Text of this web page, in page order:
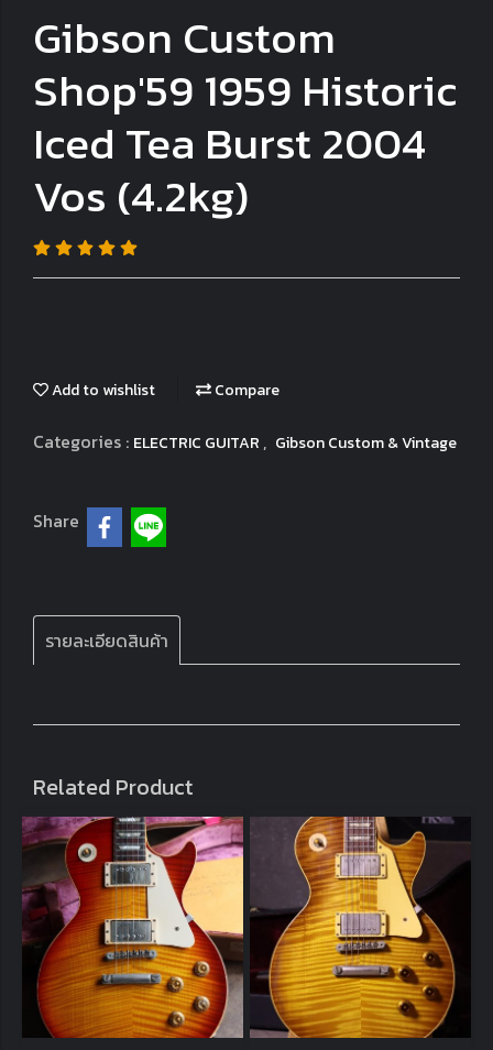
Gibson Custom
Shop'59 1959 Historic
Iced Tea Burst 2004
Vos (4.2kg)
Add to wishlist Compare
Categories : ELECTRIC GUITAR , Gibson Custom & Vintage
Share
รายละเอียดสินค้า
Related Product